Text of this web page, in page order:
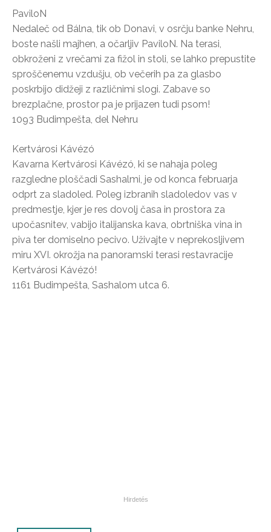
PaviloN
Nedaleč od Bálna, tik ob Donavi, v osrčju banke Nehru,
boste našli majhen, a očarljiv PaviloN. Na terasi,
obkroženi z vrečami za fižol in stoli, se lahko prepustite
sproščenemu vzdušju, ob večerih pa za glasbo
poskrbijo didžeji z različnimi slogi. Zabave so
brezplačne, prostor pa je prijazen tudi psom!
1093 Budimpešta, del Nehru
Kertvárosi Kávézó
Kavarna Kertvárosi Kávézó, ki se nahaja poleg
razgledne ploščadi Sashalmi, je od konca februarja
odprt za sladoled. Poleg izbranih sladoledov vas v
predmestje, kjer je res dovolj časa in prostora za
upočasnitev, vabijo italijanska kava, obrtniška vina in
piva ter domiselno pecivo. Uživajte v neprekosljivem
miru XVI. okrožja na panoramski terasi restavracije
Kertvárosi Kávézó!
1161 Budimpešta, Sashalom utca 6.